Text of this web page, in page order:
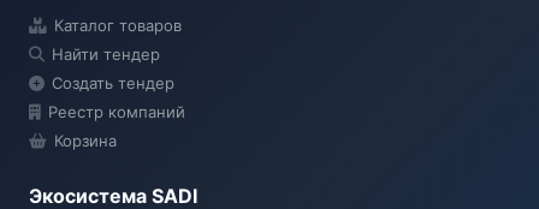
Каталог товаров
Найти тендер
Создать тендер
Реестр компаний
Корзина
Экосистема SADI